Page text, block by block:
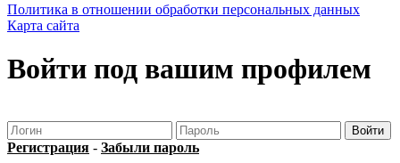
Политика в отношении обработки персональных данных
Карта сайта
Войти под вашим профилем
Регистрация - Забыли пароль